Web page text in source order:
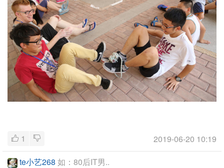
1
2019-06-20 10:19
te小艺268 如：80后IT男..